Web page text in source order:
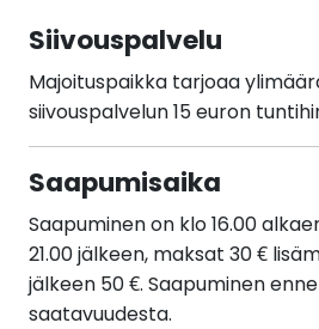
Siivouspalvelu
Majoituspaikka tarjoaa
siivouspalvelun 15 euron
Saapumisaika
Saapuminen on klo 16.00
21.00 jälkeen, maksat 30 €
jälkeen 50 €. Saapuminen
saatavuudesta.